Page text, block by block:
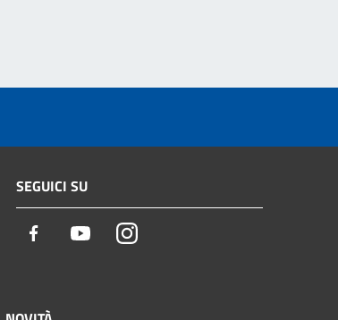
SEGUICI SU
Facebook YoutubeInstagram